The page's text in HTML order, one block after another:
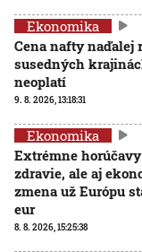
Ekonomika
Cena nafty naďalej
susedných
neoplatí
9. 8. 2026, 13:18:31
Ekonomika
Extrémne
zdravie, ale aj
zmena už Európu
eur
8. 8. 2026, 15:25:38